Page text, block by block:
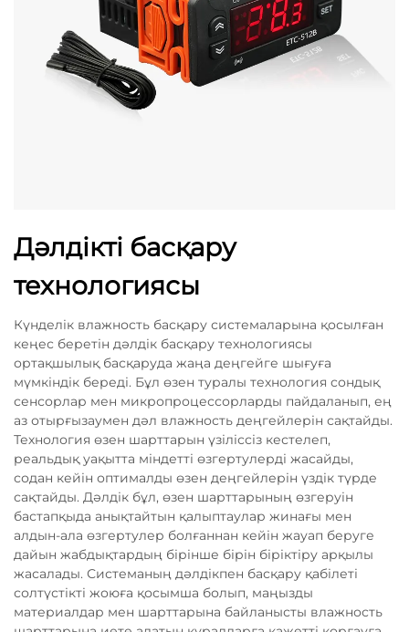
Дәлдікті басқару
технологиясы
Күнделік влажность басқару системаларына қосылған
кеңес беретін дәлдік басқару технологиясы
ортақшылық басқаруда жаңа деңгейге шығуға
мүмкіндік береді. Бұл өзен туралы технология сондық
сенсорлар мен микропроцессорларды пайдаланып, ең
аз отырғызаумен дәл влажность деңгейлерін сақтайды.
Технология өзен шарттарын үзіліссіз кестелеп,
реальдық уақытта міндетті өзгертулерді жасайды,
содан кейін оптималды өзен деңгейлерін үздік түрде
сақтайды. Дәлдік бұл, өзен шарттарының өзгеруін
бастапқыда анықтайтын қалыптаулар жинағы мен
алдын-ала өзгертулер болғаннан кейін жауап беруге
дайын жабдықтардың бірінше бірін біріктіру арқылы
жасалады. Системаның дәлдікпен басқару қабілеті
солтүстікті жоюға қосымша болып, маңызды
материалдар мен шарттарына байланысты влажность